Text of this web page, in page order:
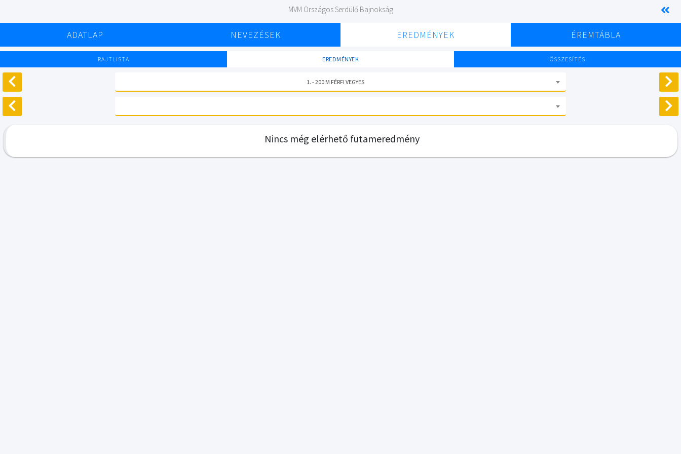
MVM Országos Serdülő Bajnokság
ADATLAP NEVEZÉSEK EREDMÉNYEK ÉREMTÁBLA
RAJTLISTA EREDMÉNYEK ÖSSZESÍTÉS
1. - 200 M FÉRFI VEGYES
Nincs még elérhető futameredmény